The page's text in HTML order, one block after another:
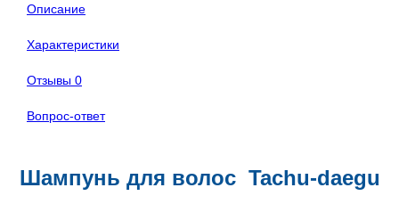
Описание
Характеристики
Отзывы 0
Вопрос-ответ
Шампунь для волос Tachu-daegu